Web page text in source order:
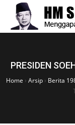
PRESIDEN
Home › Arsip› Berita